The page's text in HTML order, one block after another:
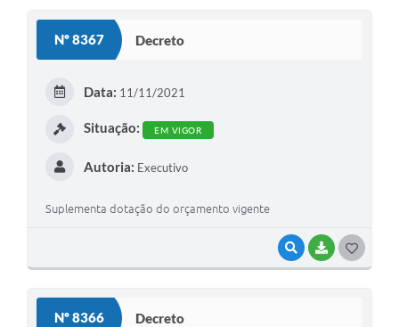
Nº 8367 Decreto
VISUALIZAR
BAIXAR
Data: 11/11/2021
Situação: EM VIGOR
Autoria: Executivo
Suplementa dotação do orçamento vigente
Nº 8366 Decreto